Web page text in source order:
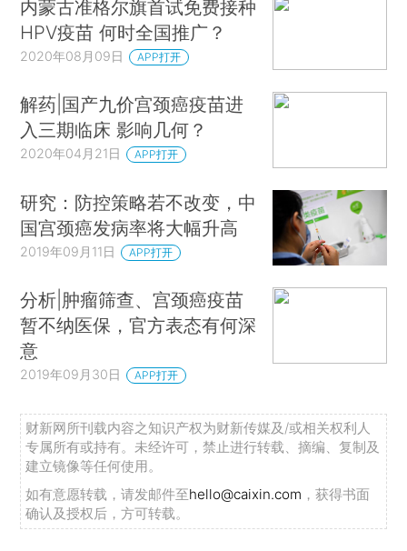
内蒙古准格尔旗首试免费接种
HPV疫苗 何时全国推广？
2020年08月09日 APP打开
解药|国产九价宫颈癌疫苗进
入三期临床 影响几何？
2020年04月21日 APP打开
研究：防控策略若不改变，中
国宫颈癌发病率将大幅升高
2019年09月11日 APP打开
分析|肿瘤筛查、宫颈癌疫苗
暂不纳医保，官方表态有何深
意
2019年09月30日 APP打开
财新网所刊载内容之知识产权为财新传媒及/或相关权利人
专属所有或持有。未经许可，禁止进行转载、摘编、复制及
建立镜像等任何使用。
如有意愿转载，请发邮件至hello@caixin.com ，获得书面
确认及授权后，方可转载。